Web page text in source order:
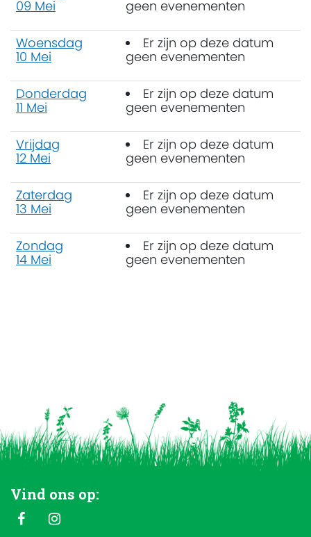
09 Mei
geen evenementen
Woensdag
10 Mei
Er zijn op deze datum
geen evenementen
Donderdag
11 Mei
Er zijn op deze datum
geen evenementen
Vrijdag
12 Mei
Er zijn op deze datum
geen evenementen
Zaterdag
13 Mei
Er zijn op deze datum
geen evenementen
Zondag
14 Mei
Er zijn op deze datum
geen evenementen
Vind ons op: